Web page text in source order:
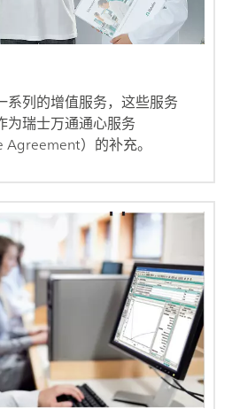
系列的增值服务，这些服务
为瑞士万通通心服务
Agreement）的补充。